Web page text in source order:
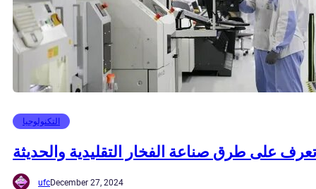
التكنولوجيا
تعرف على طرق صناعة الفخار التقليدية والحديثة
ufcDecember 27, 2024